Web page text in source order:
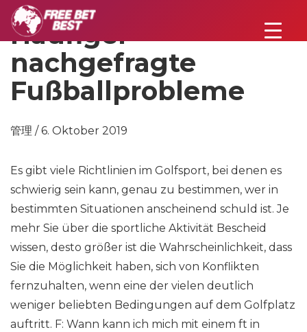
Häufiger
nachgefragte
Fußballprobleme
管理 / 6. Oktober 2019
Es gibt viele Richtlinien im Golfsport, bei denen es
schwierig sein kann, genau zu bestimmen, wer in
bestimmten Situationen anscheinend schuld ist. Je
mehr Sie über die sportliche Aktivität Bescheid
wissen, desto größer ist die Wahrscheinlichkeit, dass
Sie die Möglichkeit haben, sich von Konflikten
fernzuhalten, wenn eine der vielen deutlich
weniger beliebten Bedingungen auf dem Golfplatz
auftritt. F: Wann kann ich mich mit einem ft in